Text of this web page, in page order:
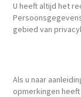
U heeft altijd het
gebied van
Als u naar
opmerkingen